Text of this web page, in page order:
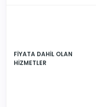
FİYATA DAHİL OLAN
HİZMETLER